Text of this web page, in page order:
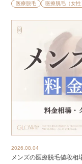
医療脱毛 医療脱毛（女性
2026.08.04
メンズの医療脱毛値段相